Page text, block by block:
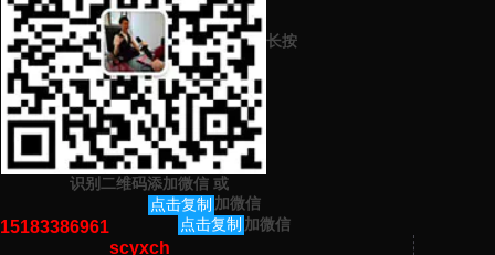
上一篇：代写人物传记性价比高的网站
下一篇：代写学生演讲稿件好的网站（代写演讲稿平台怎么选择多少
钱）
猜你感兴趣的内容
暂无相关文章！
长按
识别二维码添加微信 或
点击复制
15183386961
加微信
点击复制
scyxch
加微信